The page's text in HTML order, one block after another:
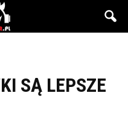
SĄ LEPSZE